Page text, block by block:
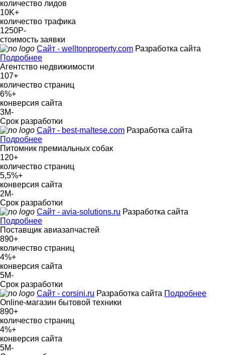
количество лидов
10K+
количество трафика
1250Р-
стоимость заявки
Сайт - welltonproperty.com Разработка сайта
Подробнее
Агентство недвижимости
107+
количество страниц
6%+
конверсия сайта
3М-
Срок разработки
Сайт - best-maltese.com Разработка сайта
Подробнее
Питомник премиальных собак
120+
количество страниц
5,5%+
конверсия сайта
2М-
Срок разработки
Сайт - avia-solutions.ru Разработка сайта
Подробнее
Поставщик авиазапчастей
890+
количество страниц
4%+
конверсия сайта
5М-
Срок разработки
Сайт - corsini.ru Разработка сайта Подробнее
Online-магазин бытовой техники
890+
количество страниц
4%+
конверсия сайта
5М-